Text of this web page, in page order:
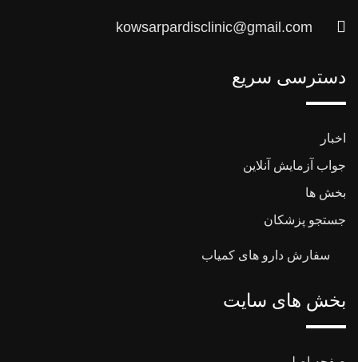
kowsarpardisclinic@gmail.com
دسترسی سریع
اخبار
جواب آزمایش آنلاین
بخش ها
جستجو پزشکان
سفارش دارو های کمیاب
بخش های سایت